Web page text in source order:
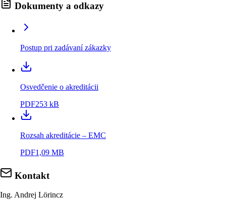
Dokumenty a odkazy
Postup pri zadávaní zákazky
Osvedčenie o akreditácii
PDF253 kB
Rozsah akreditácie – EMC
PDF1,09 MB
Kontakt
Ing. Andrej Lörincz